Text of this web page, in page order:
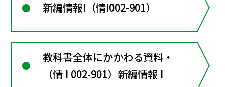
新編情報Ⅰ（情Ⅰ002-901）
教科書全体にかかわる資料・
（情 I 002-901）新編情報 I